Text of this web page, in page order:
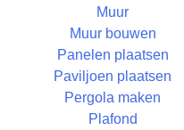
Muur
Muur bouwen
Panelen plaatsen
Paviljoen plaatsen
Pergola maken
Plafond